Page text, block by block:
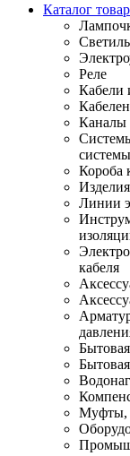
Каталог
Реле
Кабели
Каналы
Короба
Линии
кабеля
Муфты,